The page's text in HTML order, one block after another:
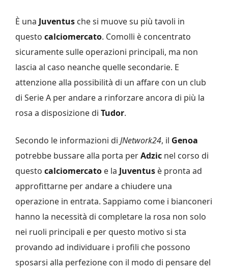
È una Juventus che si muove su più tavoli in
questo calciomercato. Comolli è concentrato
sicuramente sulle operazioni principali, ma non
lascia al caso neanche quelle secondarie. E
attenzione alla possibilità di un affare con un club
di Serie A per andare a rinforzare ancora di più la
rosa a disposizione di Tudor.
Secondo le informazioni di JNetwork24, il Genoa
potrebbe bussare alla porta perAdzic nel corso di
questo calciomercato e la Juventus è pronta ad
approfittarne per andare a chiudere una
operazione in entrata. Sappiamo come i bianconeri
hanno la necessità di completare la rosa non solo
nei ruoli principali e per questo motivo si sta
provando ad individuare i profili che possono
sposarsi alla perfezione con il modo di pensare del